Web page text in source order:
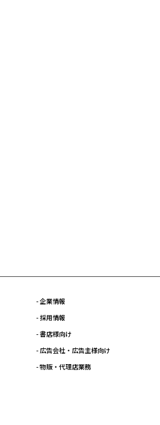
- 企業情報
- 採用情報
- 書店様向け
- 広告会社・広告主様向け
- 物販・代理店業務